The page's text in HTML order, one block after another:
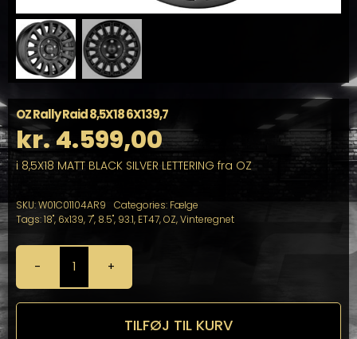
OZ Rally Raid 8,5X18 6X139,7
kr.4.599,00
i 8,5X18 MATT BLACK SILVER LETTERING fra OZ
SKU:W01C01104AR9 Categories: Fælge
Tags:18", 6x139,7", 8.5", 93.1, ET47,OZ,Vinteregnet
OZ
Rally
Raid
TILFØJ TIL KURV